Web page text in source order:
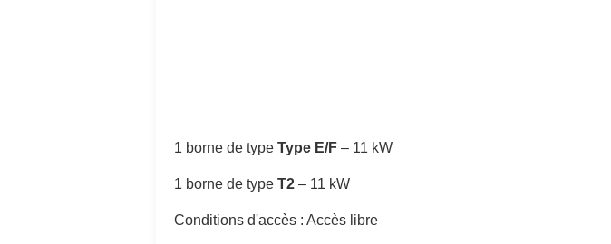
1 borne de type Type E/F – 11 kW
1 borne de type T2 – 11 kW
Conditions d'accès : Accès libre